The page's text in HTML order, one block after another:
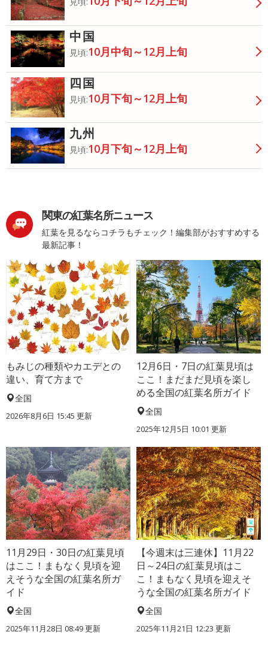
中国
見頃:10月中旬～12月上旬
四国
見頃:10月下旬～12月上旬
九州
見頃:10月下旬～12月上旬
関東の紅葉名所ニュース
紅葉を見るならコチラもチェック！編集部がおすすめする
最新記事！
もみじの種類やカエデとの
違い、育て方まで
全国
2026年8月6日 15:45 更新
12月6日・7日の紅葉見頃は
ここ！まだまだ見頃を楽し
める全国の紅葉名所ガイド
全国
2025年12月5日 10:01 更新
11月29日・30日の紅葉見頃
はここ！まもなく見頃を迎
えそうな全国の紅葉名所ガ
イド
全国
2025年11月28日 08:49 更新
【今週末は三連休】11月22
日～24日の紅葉見頃はこ
こ！まもなく見頃を迎えそ
うな全国の紅葉名所ガイド
全国
2025年11月21日 12:23 更新